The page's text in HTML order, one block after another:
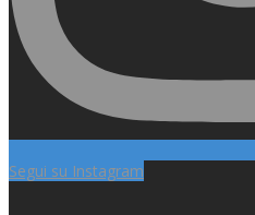
Segui su Instagram